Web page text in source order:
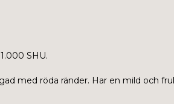
SHU.
med röda ränder. Har en mild och